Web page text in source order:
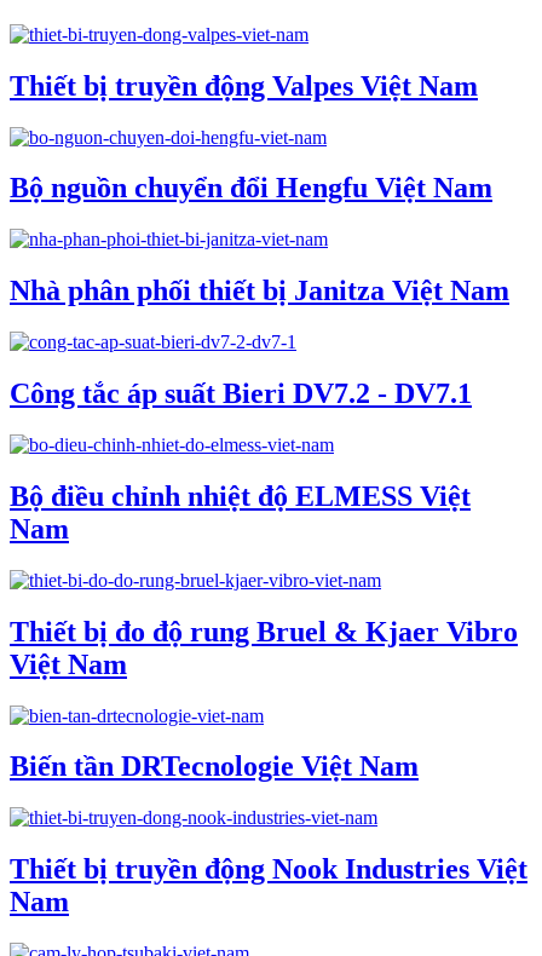
Thiết bị truyền động Valpes Việt Nam
Bộ nguồn chuyển đổi Hengfu Việt Nam
Nhà phân phối thiết bị Janitza Việt Nam
Công tắc áp suất Bieri DV7.2 - DV7.1
Bộ điều chỉnh nhiệt độ ELMESS Việt
Nam
Thiết bị đo độ rung Bruel & Kjaer Vibro
Việt Nam
Biến tần DRTecnologie Việt Nam
Thiết bị truyền động Nook Industries Việt
Nam